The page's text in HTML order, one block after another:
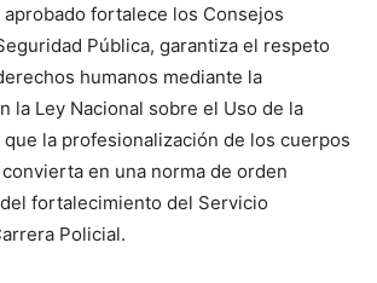
fortalece los Consejos
Pública, garantiza el respeto
humanos mediante la
la Ley Nacional sobre el Uso de la
que la profesionalización de los cuerpos
en una norma de orden
fortalecimiento del Servicio
Policial.